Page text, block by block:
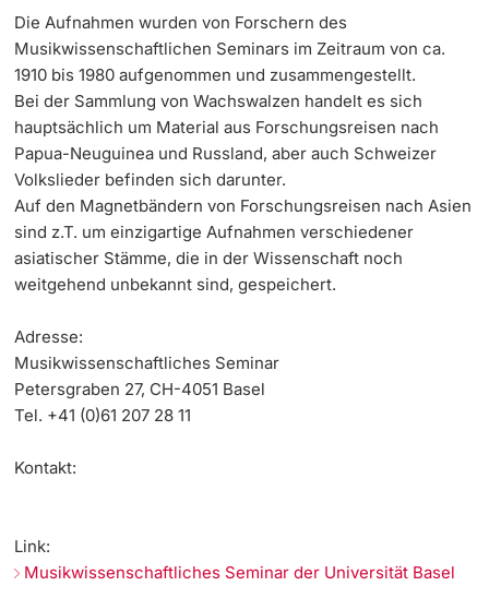
Doktorierende
weitere Informationen
Fördernde & Alumni
Weiterbildung
Universität
öffentliche Organe
Anleitung: Umpacken von Papier-Unterlagen für die
Ablieferung an das Staatsarchiv
Dateinamenkonvention
Wissenschaftliche Sammlungen der Universität
Basel
EPICUR
Datenschutzbeauftragte der Universität
Nachhaltigkeit
Qualitätsentwicklung
Informationstechnologie (IVIT)
Vizerektorat Forschung
Vizerektorat Lehre
Vizerektorat People & Culture
Direktion Infrastruktur & Betrieb
Direktion Finanzen
Innovation
Fakultäten & Departemente
Netzwerke & Partnerschaften
Universität & Gesellschaft
Jobs & Karriere
Rechtserlasse
Fundraising
Merchandise
KI-Initiative
Die Aufnahmen wurden von Forschern des
Musikwissenschaftlichen Seminars im Zeitraum von ca.
1910 bis 1980 aufgenommen und zusammengestellt.
Bei der Sammlung von Wachswalzen handelt es sich
hauptsächlich um Material aus Forschungsreisen nach
Papua-Neuguinea und Russland, aber auch Schweizer
Volkslieder befinden sich darunter.
Auf den Magnetbändern von Forschungsreisen nach Asien
sind z.T. um einzigartige Aufnahmen verschiedener
asiatischer Stämme, die in der Wissenschaft noch
weitgehend unbekannt sind, gespeichert.
Adresse:
Musikwissenschaftliches Seminar
Petersgraben 27, CH-4051 Basel
Tel. +41 (0)61 207 28 11
Kontakt:
Link:
Musikwissenschaftliches Seminar der Universität Basel